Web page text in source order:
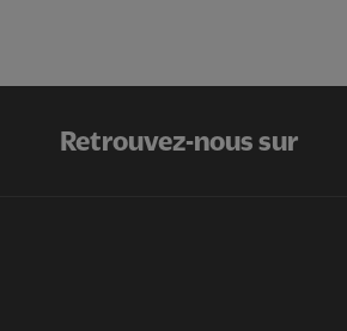
Retrouvez-nous sur